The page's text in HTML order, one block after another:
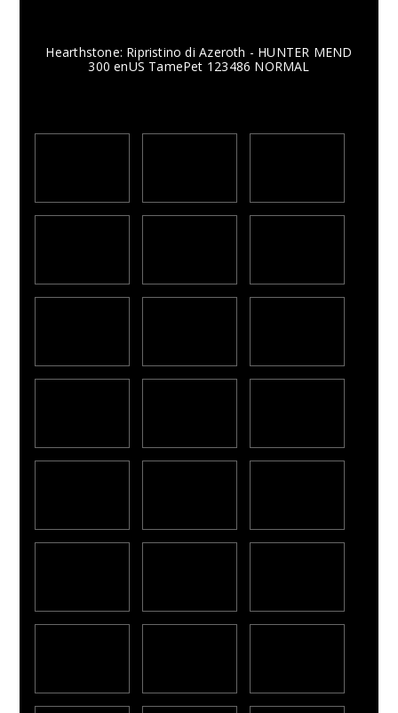
Hearthstone: Ripristino di Azeroth - HUNTER MEND
300 enUS TamePet 123486 NORMAL